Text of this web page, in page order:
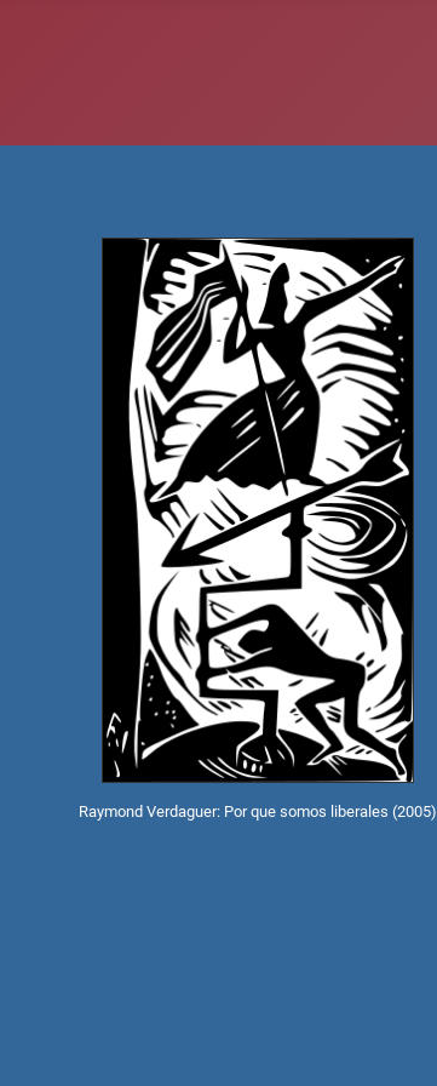
Raymond Verdaguer: Por que somos liberales (2005)